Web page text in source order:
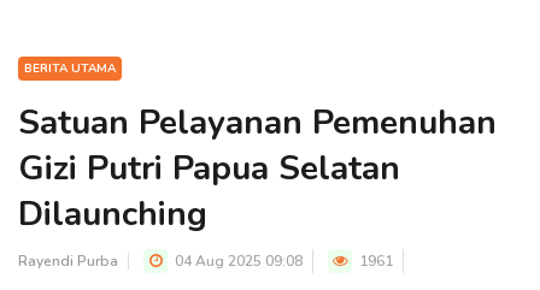
BERITA UTAMA
Satuan Pelayanan Pemenuhan
Gizi Putri Papua Selatan
Dilaunching
Rayendi Purba 04 Aug 2025 09:08 1961